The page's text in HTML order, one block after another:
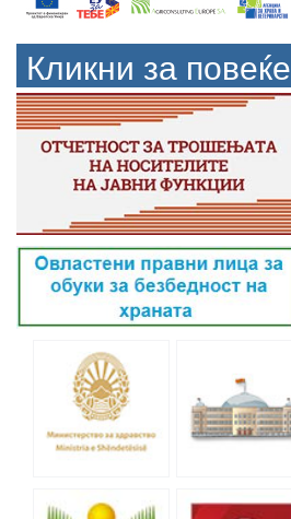
Кликни за повеќе